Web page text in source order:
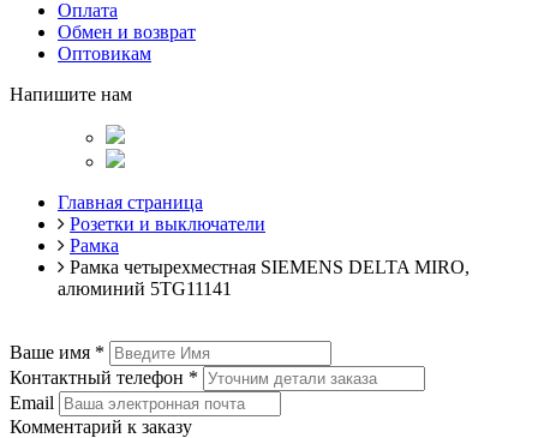
Оплата
Обмен и возврат
Оптовикам
Напишите нам
Главная страница
Розетки и выключатели
Рамка
Рамка четырехместная SIEMENS DELTA MIRO,
алюминий 5TG11141
Ваше имя *
Контактный телефон *
Email
Комментарий к заказу